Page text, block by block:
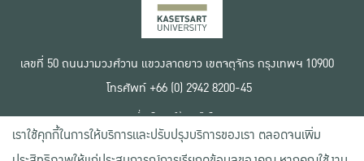
เลขที่ 50 ถนนงามวงศ์วาน แขวงลาดยาว เขตจตุจักร กรุงเทพฯ 10900
โทรศัพท์ +66 (0) 2942 8200-45
เงื่อนไขการใช้งานเว็บไซต์
ข้อตกลงด้านสิทธิ์ใช้งาน
นโยบายความเป็นส่วนตัว
เราใช้คุกกี้ในการให้บริการและปรับปรุงบริการของเรา ตลอดจนเพิ่ม